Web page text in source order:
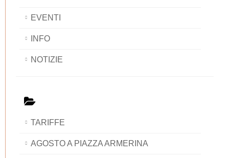
EVENTI
INFO
NOTIZIE
TARIFFE
AGOSTO A PIAZZA ARMERINA